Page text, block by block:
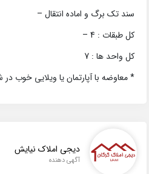
سند تک برگ و اماده انتقال –
کل طبقات : 4 –
کل واحد ها : 7
* معاوضه با آپارتمان یا ویلایی خوب
دیجی املاک نیایش
آگهی دهنده